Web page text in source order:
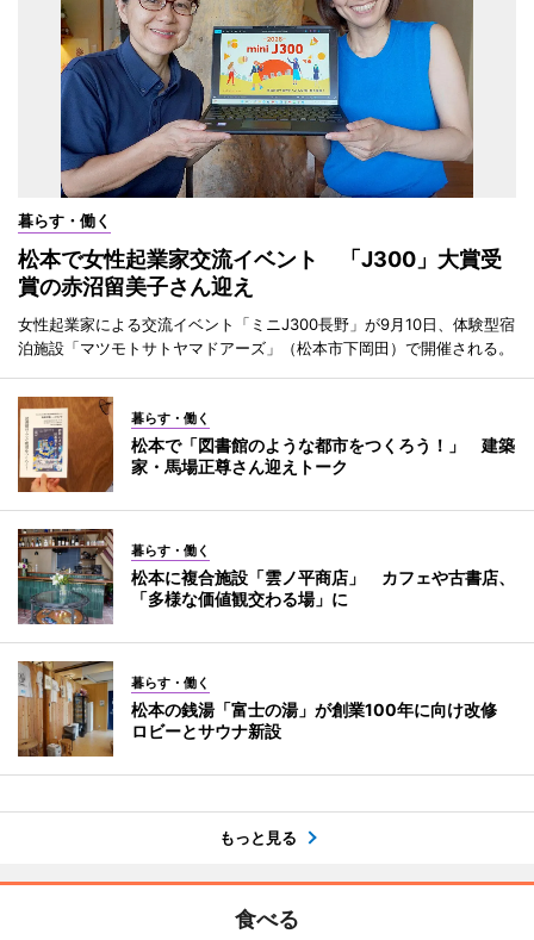
暮らす・働く
松本で女性起業家交流イベント 「J300」大賞受
賞の赤沼留美子さん迎え
女性起業家による交流イベント「ミニJ300長野」が9月10日、体験型宿
泊施設「マツモトサトヤマドアーズ」（松本市下岡田）で開催される。
暮らす・働く
松本で「図書館のような都市をつくろう！」 建築
家・馬場正尊さん迎えトーク
暮らす・働く
松本に複合施設「雲ノ平商店」 カフェや古書店、
「多様な価値観交わる場」に
暮らす・働く
松本の銭湯「富士の湯」が創業100年に向け改修
ロビーとサウナ新設
もっと見る
食べる